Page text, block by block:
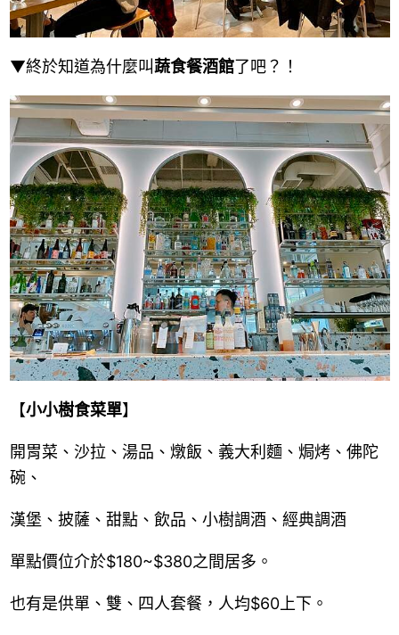
▼終於知道為什麼叫蔬食餐酒館了吧？！
【小小樹食菜單】
開胃菜、沙拉、湯品、燉飯、義大利麵、焗烤、佛陀
碗、
漢堡、披薩、甜點、飲品、小樹調酒、經典調酒
單點價位介於$180~$380之間居多。
也有是供單、雙、四人套餐，人均$60上下。